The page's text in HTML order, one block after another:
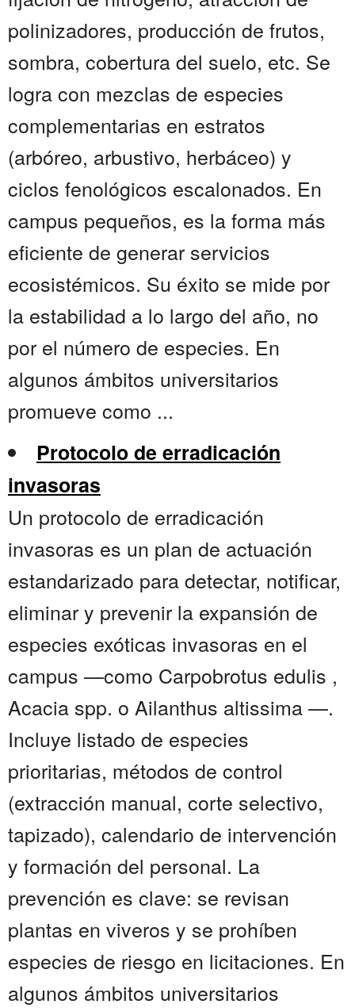
polinizadores, producción de frutos,
sombra, cobertura del suelo, etc. Se
logra con mezclas de especies
complementarias en estratos
(arbóreo, arbustivo, herbáceo) y
ciclos fenológicos escalonados. En
campus pequeños, es la forma más
eficiente de generar servicios
ecosistémicos. Su éxito se mide por
la estabilidad a lo largo del año, no
por el número de especies. En
algunos ámbitos universitarios
promueve como ...
Protocolo de erradicación
invasoras
Un protocolo de erradicación
invasoras es un plan de actuación
estandarizado para detectar, notificar,
eliminar y prevenir la expansión de
especies exóticas invasoras en el
campus —como Carpobrotus edulis ,
Acacia spp. o Ailanthus altissima —.
Incluye listado de especies
prioritarias, métodos de control
(extracción manual, corte selectivo,
tapizado), calendario de intervención
y formación del personal. La
prevención es clave: se revisan
plantas en viveros y se prohíben
especies de riesgo en licitaciones. En
algunos ámbitos universitarios